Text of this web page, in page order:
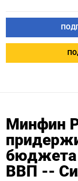
Минфин
бюджета
ВВП --